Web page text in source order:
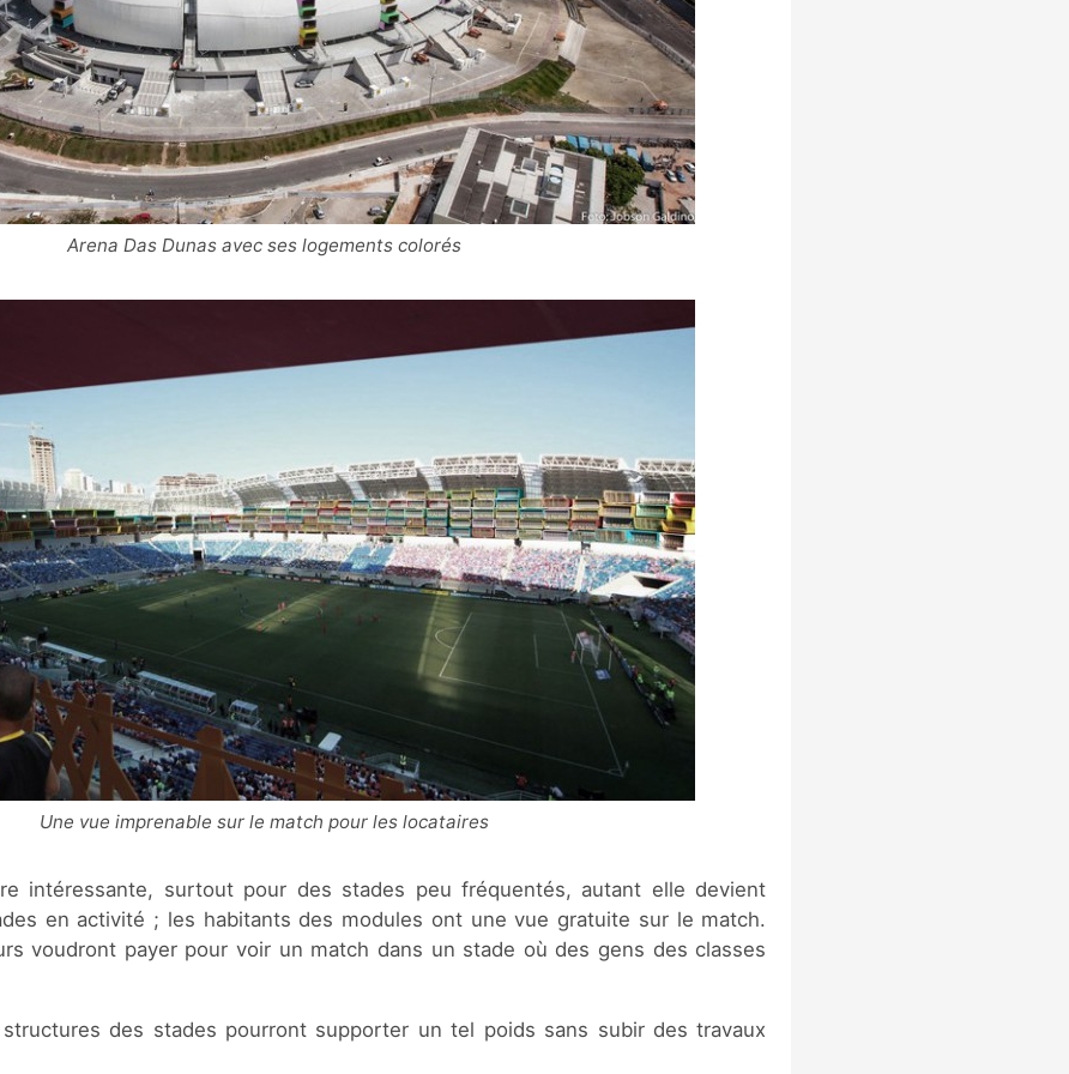
Arena Das Dunas avec ses logements colorés
Une vue imprenable sur le match pour les locataires
intéressante, surtout pour des stades peu fréquentés, autant elle devient
en activité ; les habitants des modules ont une vue gratuite sur le match.
voudront payer pour voir un match dans un stade où des gens des classes
des stades pourront supporter un tel poids sans subir des travaux